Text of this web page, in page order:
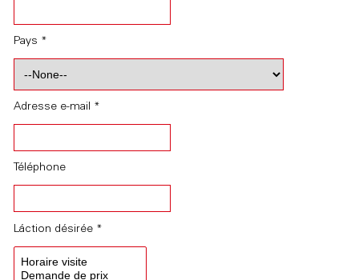
Pays *
Adresse e-mail *
Téléphone
Láction désirée *